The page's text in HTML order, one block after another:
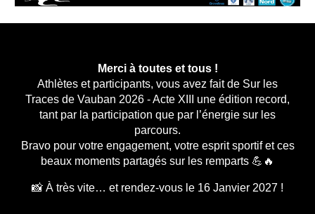
Merci à toutes et tous !
Athlètes et participants, vous avez fait de Sur les
Traces de Vauban 2026 - Acte XIII une édition record,
tant par la participation que par l’énergie sur les
parcours.
Bravo pour votre engagement, votre esprit sportif et ces
beaux moments partagés sur les remparts 💪🔥
📸 À très vite… et rendez-vous le 16 Janvier 2027 !